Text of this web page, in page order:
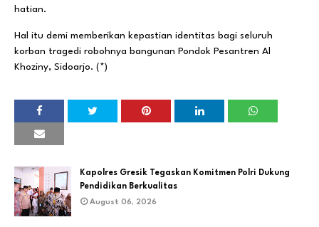
hatian.
Hal itu demi memberikan kepastian identitas bagi seluruh
korban tragedi robohnya bangunan Pondok Pesantren Al
Khoziny, Sidoarjo. (*)
Kapolres Gresik Tegaskan Komitmen Polri Dukung
Pendidikan Berkualitas
August 06, 2026